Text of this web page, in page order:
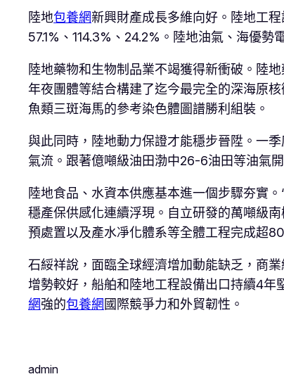
陸地包養網新興財產成長多維向好。陸地工程
57.1%、114.3%、24.2%。陸地油氣、海優
陸地藥物和生物制品業不竭獲得新衝破。陸
年夜團體等結合構建了迄今最完全的深海原
魚類三斑海馬的參考染色體圖譜勝利組裝。
與此同時，陸地動力保證才能穩步晉陞。一
氣流。跟著億噸級油田渤中26-6油田等油氣
陸地食品、水資本供應基本進一個步驟夯實
穩產保供感化連續浮現。自立研發的萬噸級
預處置以及產水凈化體系等全體工程完成超
石綏祥說，面臨全球經濟增加動能缺乏，商
增勢較好，船舶和陸地工程設備出口持續4
網強的包養網國際競爭力和外貿韌性。
admin